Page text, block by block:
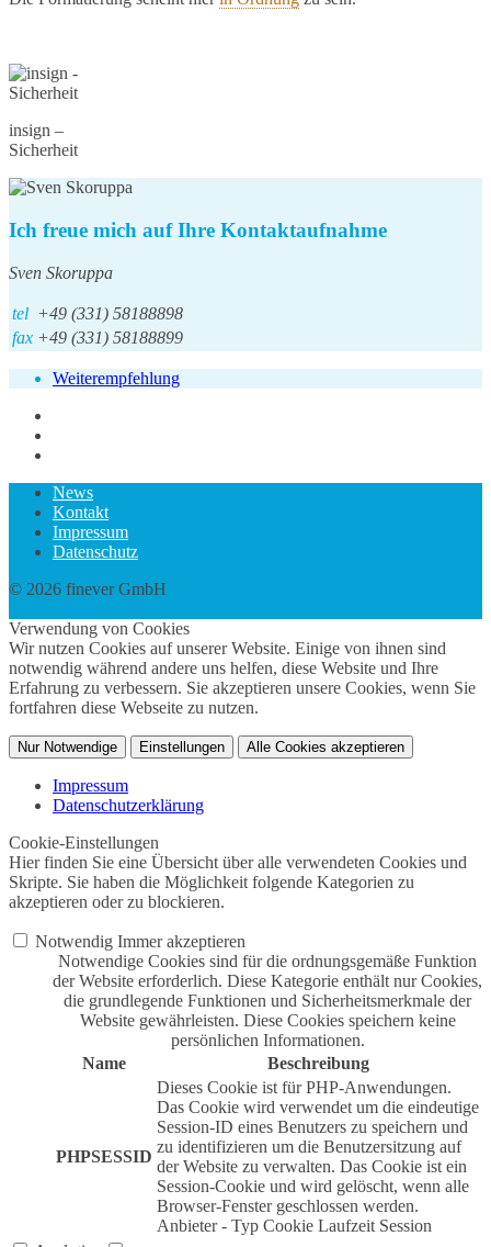
insign –
Sicherheit
Ich freue mich auf Ihre Kontaktaufnahme
Sven Skoruppa
tel +49 (331) 58188898
fax +49 (331) 58188899
Weiterempfehlung
News
Kontakt
Impressum
Datenschutz
© 2026 finever GmbH
Verwendung von Cookies
Wir nutzen Cookies auf unserer Website. Einige von ihnen sind
notwendig während andere uns helfen, diese Website und Ihre
Erfahrung zu verbessern. Sie akzeptieren unsere Cookies, wenn Sie
fortfahren diese Webseite zu nutzen.
Nur Notwendige Einstellungen Alle Cookies akzeptieren
Impressum
Datenschutzerklärung
Cookie-Einstellungen
Hier finden Sie eine Übersicht über alle verwendeten Cookies und
Skripte. Sie haben die Möglichkeit folgende Kategorien zu
akzeptieren oder zu blockieren.
Notwendig Immer akzeptieren
Notwendige Cookies sind für die ordnungsgemäße Funktion
der Website erforderlich. Diese Kategorie enthält nur Cookies,
die grundlegende Funktionen und Sicherheitsmerkmale der
Website gewährleisten. Diese Cookies speichern keine
persönlichen Informationen.
Name
Beschreibung
PHPSESSID
Dieses Cookie ist für PHP-Anwendungen.
Das Cookie wird verwendet um die eindeutige
Session-ID eines Benutzers zu speichern und
zu identifizieren um die Benutzersitzung auf
der Website zu verwalten. Das Cookie ist ein
Session-Cookie und wird gelöscht, wenn alle
Browser-Fenster geschlossen werden.
Anbieter - Typ Cookie Laufzeit Session